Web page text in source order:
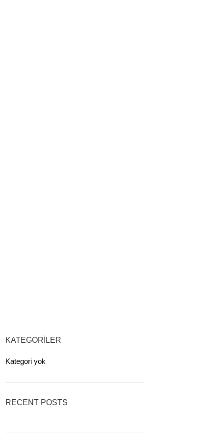
KATEGORILER
Kategori yok
RECENT POSTS